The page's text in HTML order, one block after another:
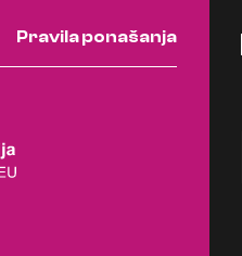
Pravila ponašanja